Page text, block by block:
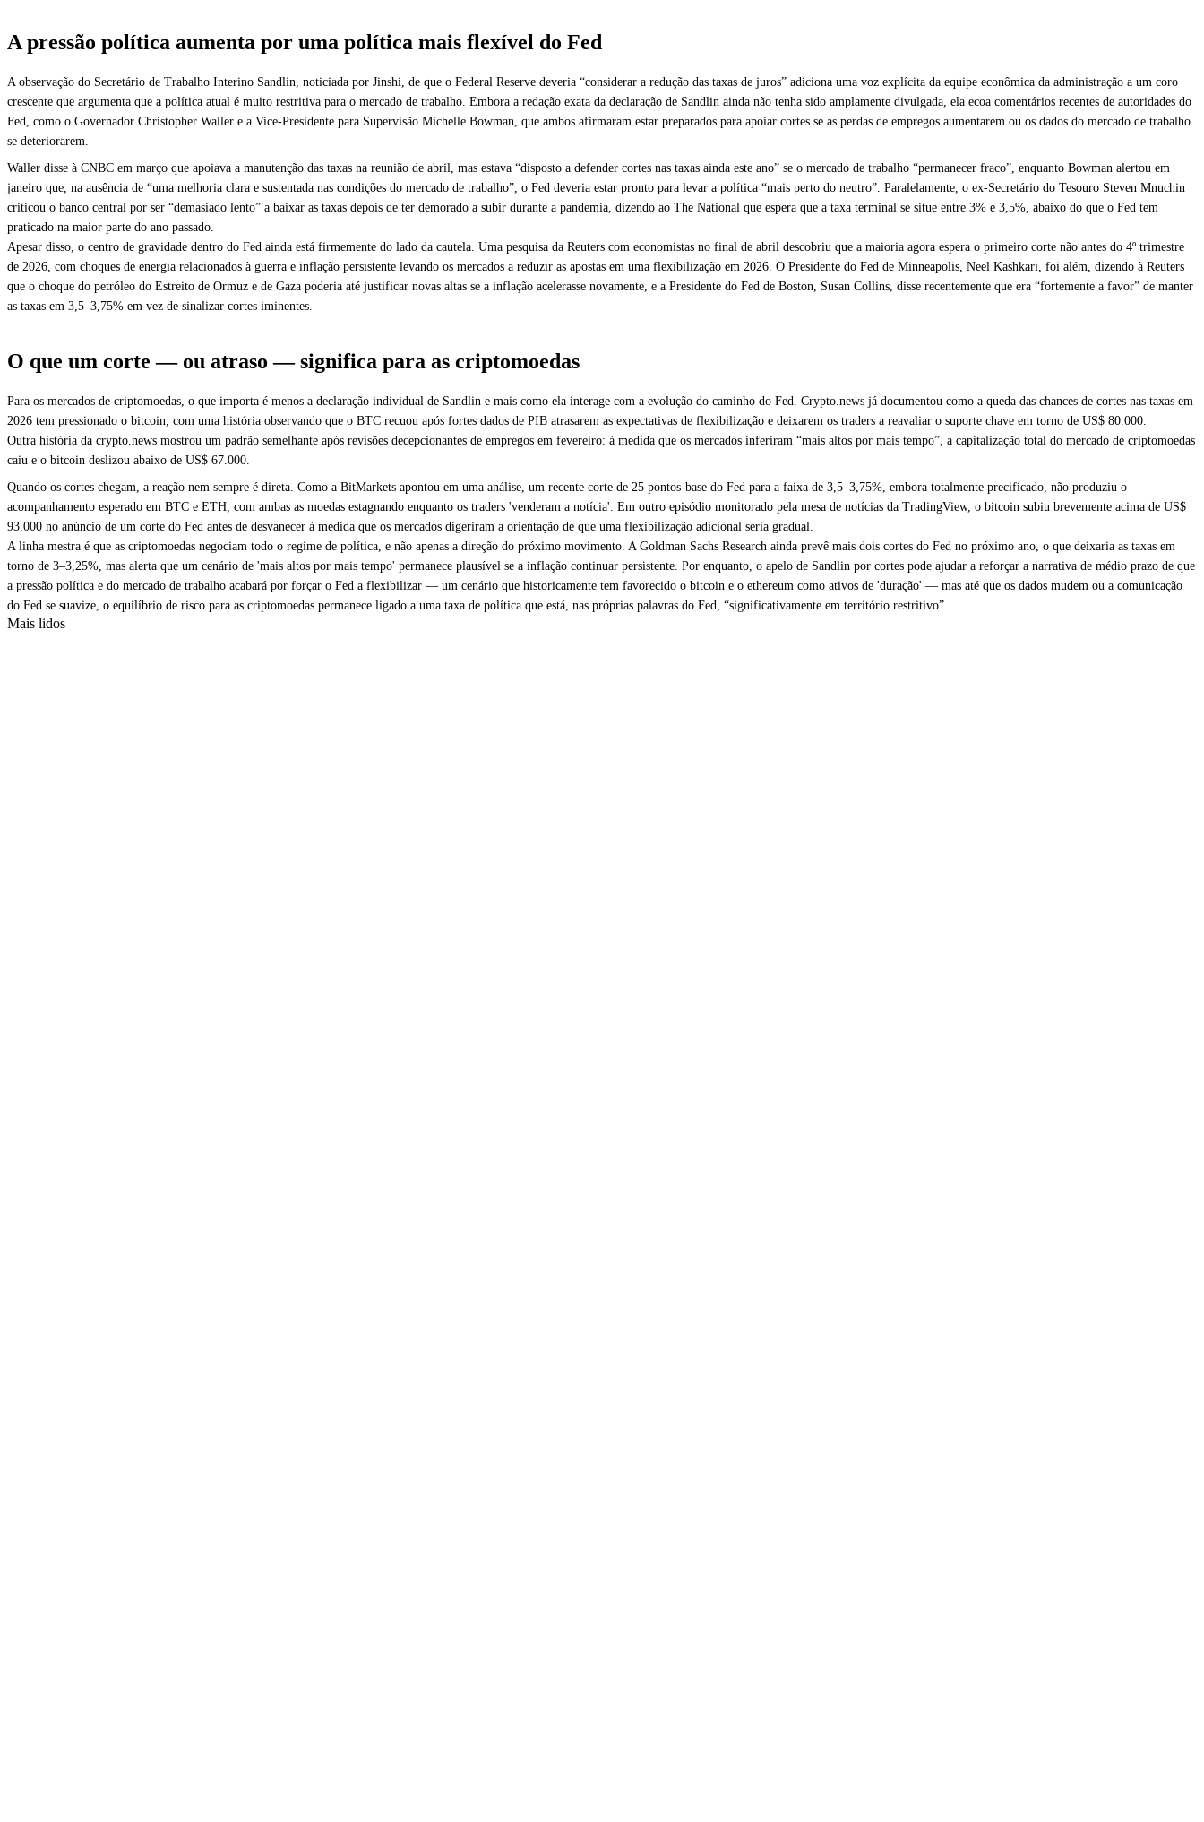
A pressão política aumenta por uma política mais flexível do Fed
A observação do Secretário de Trabalho Interino Sandlin, noticiada por Jinshi, de que o Federal Reserve deveria “considerar a redução das taxas de juros” adiciona uma voz explícita da equipe econômica da administração a um coro
crescente que argumenta que a política atual é muito restritiva para o mercado de trabalho. Embora a redação exata da declaração de Sandlin ainda não tenha sido amplamente divulgada, ela ecoa comentários recentes de autoridades do
Fed, como o Governador Christopher Waller e a Vice-Presidente para Supervisão Michelle Bowman, que ambos afirmaram estar preparados para apoiar cortes se as perdas de empregos aumentarem ou os dados do mercado de trabalho
se deteriorarem.
Waller disse à CNBC em março que apoiava a manutenção das taxas na reunião de abril, mas estava “disposto a defender cortes nas taxas ainda este ano” se o mercado de trabalho “permanecer fraco”, enquanto Bowman alertou em
janeiro que, na ausência de “uma melhoria clara e sustentada nas condições do mercado de trabalho”, o Fed deveria estar pronto para levar a política “mais perto do neutro”. Paralelamente, o ex-Secretário do Tesouro Steven Mnuchin
criticou o banco central por ser “demasiado lento” a baixar as taxas depois de ter demorado a subir durante a pandemia, dizendo ao The National que espera que a taxa terminal se situe entre 3% e 3,5%, abaixo do que o Fed tem
praticado na maior parte do ano passado.
Apesar disso, o centro de gravidade dentro do Fed ainda está firmemente do lado da cautela. Uma pesquisa da Reuters com economistas no final de abril descobriu que a maioria agora espera o primeiro corte não antes do 4º trimestre
de 2026, com choques de energia relacionados à guerra e inflação persistente levando os mercados a reduzir as apostas em uma flexibilização em 2026. O Presidente do Fed de Minneapolis, Neel Kashkari, foi além, dizendo à Reuters
que o choque do petróleo do Estreito de Ormuz e de Gaza poderia até justificar novas altas se a inflação acelerasse novamente, e a Presidente do Fed de Boston, Susan Collins, disse recentemente que era “fortemente a favor” de manter
as taxas em 3,5–3,75% em vez de sinalizar cortes iminentes.
O que um corte — ou atraso — significa para as criptomoedas
Para os mercados de criptomoedas, o que importa é menos a declaração individual de Sandlin e mais como ela interage com a evolução do caminho do Fed. Crypto.news já documentou como a queda das chances de cortes nas taxas em
2026 tem pressionado o bitcoin, com uma história observando que o BTC recuou após fortes dados de PIB atrasarem as expectativas de flexibilização e deixarem os traders a reavaliar o suporte chave em torno de US$ 80.000.
Outra história da crypto.news mostrou um padrão semelhante após revisões decepcionantes de empregos em fevereiro: à medida que os mercados inferiram “mais altos por mais tempo”, a capitalização total do mercado de criptomoedas
caiu e o bitcoin deslizou abaixo de US$ 67.000.
Quando os cortes chegam, a reação nem sempre é direta. Como a BitMarkets apontou em uma análise, um recente corte de 25 pontos-base do Fed para a faixa de 3,5–3,75%, embora totalmente precificado, não produziu o
acompanhamento esperado em BTC e ETH, com ambas as moedas estagnando enquanto os traders 'venderam a notícia'. Em outro episódio monitorado pela mesa de notícias da TradingView, o bitcoin subiu brevemente acima de US$
93.000 no anúncio de um corte do Fed antes de desvanecer à medida que os mercados digeriram a orientação de que uma flexibilização adicional seria gradual.
A linha mestra é que as criptomoedas negociam todo o regime de política, e não apenas a direção do próximo movimento. A Goldman Sachs Research ainda prevê mais dois cortes do Fed no próximo ano, o que deixaria as taxas em
torno de 3–3,25%, mas alerta que um cenário de 'mais altos por mais tempo' permanece plausível se a inflação continuar persistente. Por enquanto, o apelo de Sandlin por cortes pode ajudar a reforçar a narrativa de médio prazo de que
a pressão política e do mercado de trabalho acabará por forçar o Fed a flexibilizar — um cenário que historicamente tem favorecido o bitcoin e o ethereum como ativos de 'duração' — mas até que os dados mudem ou a comunicação
do Fed se suavize, o equilíbrio de risco para as criptomoedas permanece ligado a uma taxa de política que está, nas próprias palavras do Fed, “significativamente em território restritivo”.
Mais lidos